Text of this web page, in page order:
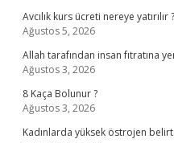
Avcılık kurs ücreti nereye yatırılır ?
Ağustos 5, 2026
Allah tarafından insan fıtratına
Ağustos 3, 2026
8 Kaça Bolunur ?
Ağustos 3, 2026
Kadınlarda yüksek östrojen